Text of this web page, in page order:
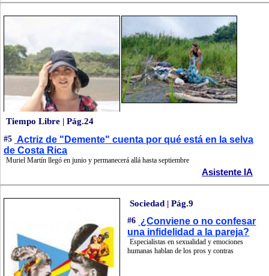
Tiempo Libre | Pág.24
#5 Actriz de "Demente" cuenta por qué está en la selva
de Costa Rica
Muriel Martín llegó en junio y permanecerá allá hasta septiembre
Asistente IA
Sociedad | Pág.9
#6 ¿Conviene o no confesar
una infidelidad a la pareja?
Especialistas en sexualidad y emociones
humanas hablan de los pros y contras